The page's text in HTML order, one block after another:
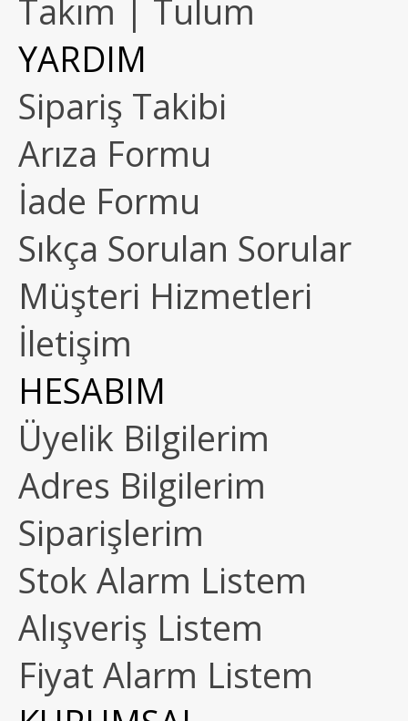
Takım | Tulum
YARDIM
Sipariş Takibi
Arıza Formu
İade Formu
Sıkça Sorulan Sorular
Müşteri Hizmetleri
İletişim
HESABIM
Üyelik Bilgilerim
Adres Bilgilerim
Siparişlerim
Stok Alarm Listem
Alışveriş Listem
Fiyat Alarm Listem